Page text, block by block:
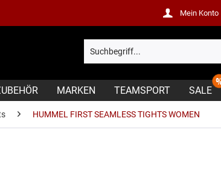
Mein Konto
MARKEN TEAMSPORT SALE
HUMMEL FIRST SEAMLESS TIGHTS WOMEN